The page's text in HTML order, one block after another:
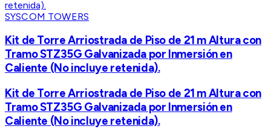
SYSCOM TOWERS
Kit de Torre Arriostrada de Piso de 21 m Altura con
Tramo STZ35G Galvanizada por Inmersión en
Caliente (No incluye retenida).
Kit de Torre Arriostrada de Piso de 21 m Altura con
Tramo STZ35G Galvanizada por Inmersión en
Caliente (No incluye retenida).